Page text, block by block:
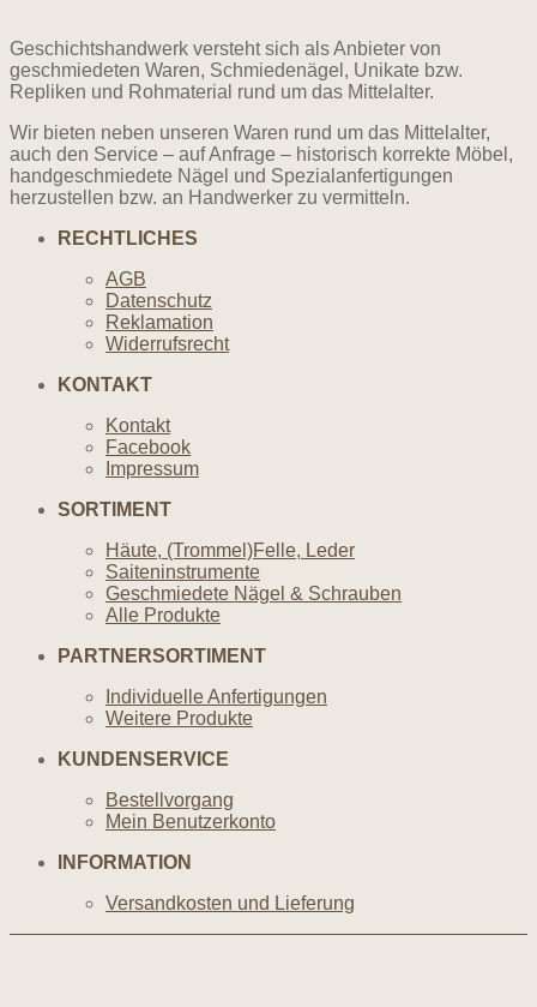
Geschichtshandwerk versteht sich als Anbieter von
geschmiedeten Waren, Schmiedenägel, Unikate bzw.
Repliken und Rohmaterial rund um das Mittelalter.
Wir bieten neben unseren Waren rund um das Mittelalter,
auch den Service – auf Anfrage – historisch korrekte Möbel,
handgeschmiedete Nägel und Spezialanfertigungen
herzustellen bzw. an Handwerker zu vermitteln.
RECHTLICHES
AGB
Datenschutz
Reklamation
Widerrufsrecht
KONTAKT
Kontakt
Facebook
Impressum
SORTIMENT
Häute, (Trommel)Felle, Leder
Saiteninstrumente
Geschmiedete Nägel & Schrauben
Alle Produkte
PARTNERSORTIMENT
Individuelle Anfertigungen
Weitere Produkte
KUNDENSERVICE
Bestellvorgang
Mein Benutzerkonto
INFORMATION
Versandkosten und Lieferung